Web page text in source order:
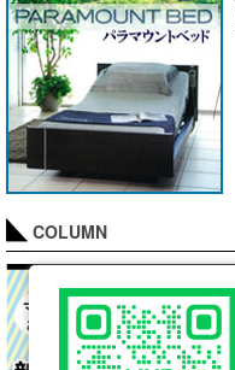
COLUMN